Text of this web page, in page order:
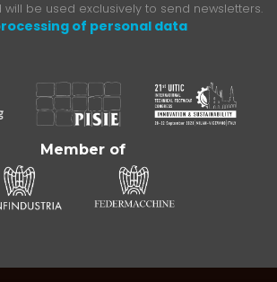
be used exclusively to send newsletters.
of personal data
Member of